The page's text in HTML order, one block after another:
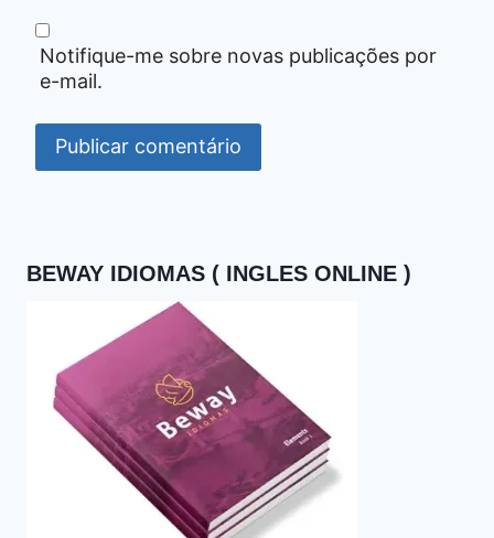
Notifique-me sobre novas publicações por
e-mail.
BEWAY IDIOMAS ( INGLES ONLINE )